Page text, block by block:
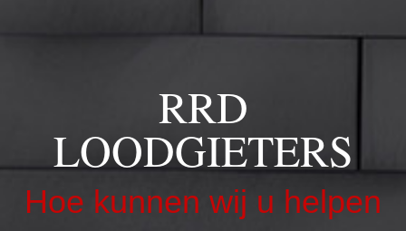
RRD
LOODGIETERS
Hoe kunnen wij u helpen